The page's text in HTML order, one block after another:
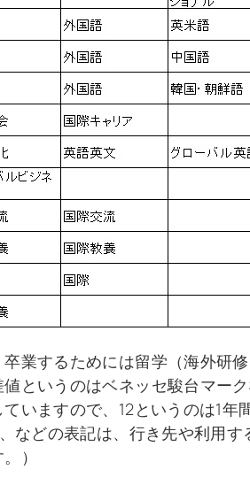
業するためには留学（海外研
というのはベネッセ駿台マーク
いますので、12というのは1年
などの表記は、行き先や利用
）